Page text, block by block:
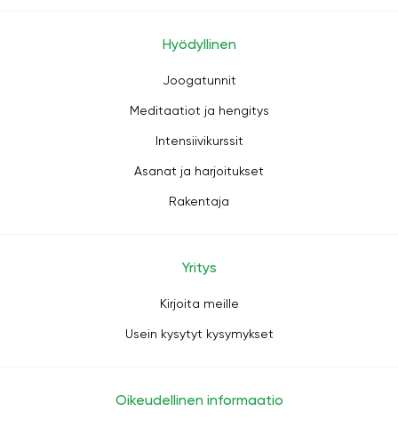
Hyödyllinen
Joogatunnit
Meditaatiot ja hengitys
Intensiivikurssit
Asanat ja harjoitukset
Rakentaja
Yritys
Kirjoita meille
Usein kysytyt kysymykset
Oikeudellinen informaatio